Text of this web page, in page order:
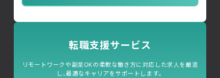
転職支援サービス
リモートワークや副業OKの柔軟な働き方に対応した求人を厳選
し、最適なキャリアをサポートします。